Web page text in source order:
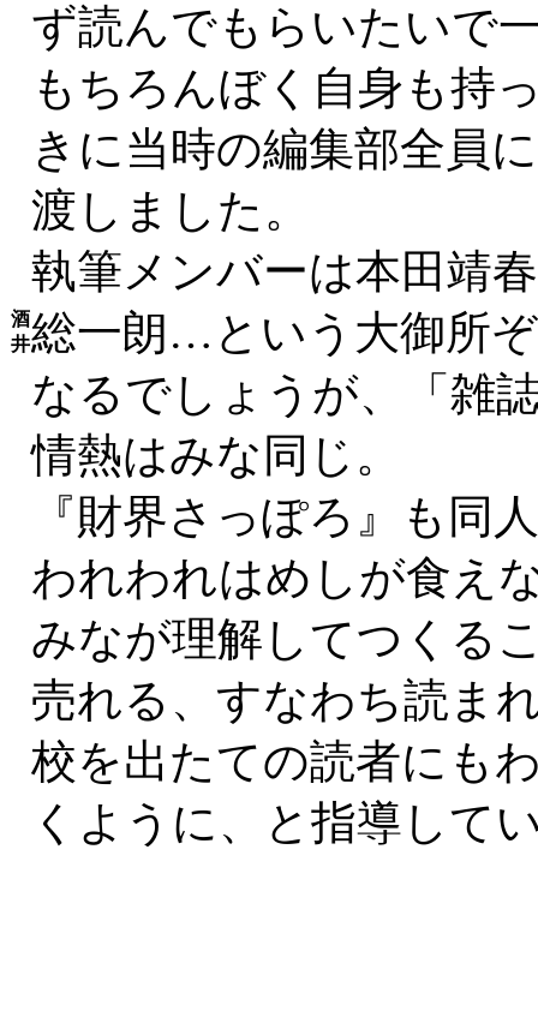
酒
井
ず読んでもらいたいで
もちろんぼく自身も持
きに当時の編集部全員
渡しました。
執筆メンバーは本田靖
総一朗…という大御所
なるでしょうが、「雑
情熱はみな同じ。
『財界さっぽろ』も同
われわれはめしが食え
みなが理解してつくる
売れる、すなわち読ま
校を出たての読者にも
くように、と指導して